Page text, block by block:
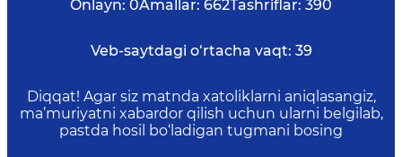
Onlayn: 0Amallar: 662Tashriflar: 390
Veb-saytdagi o‘rtacha vaqt: 39
Diqqat! Agar siz matnda xatoliklarni aniqlasangiz,
ma’muriyatni xabardor qilish uchun ularni belgilab,
pastda hosil bo‘ladigan tugmani bosing